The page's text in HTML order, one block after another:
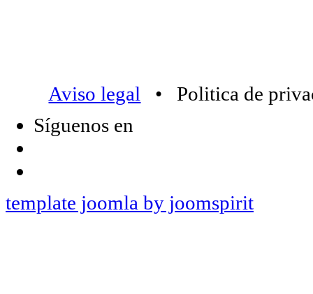
Aviso legal • Politica de
Síguenos en
template joomla by joomspirit